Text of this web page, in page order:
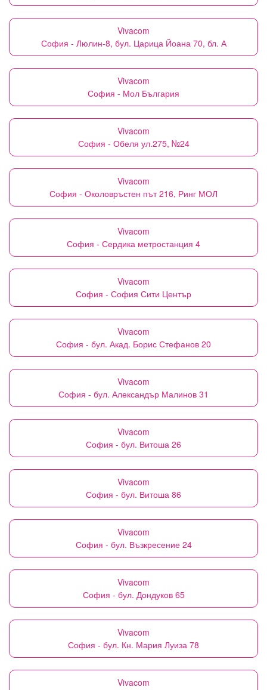
Vivacom
София - Люлин-8, бул. Царица Йоана 70, бл. А
Vivacom
София - Мол България
Vivacom
София - Обеля ул.275, №24
Vivacom
София - Околовръстен път 216, Ринг МОЛ
Vivacom
София - Сердика метростанция 4
Vivacom
София - София Сити Център
Vivacom
София - бул. Акад. Борис Стефанов 20
Vivacom
София - бул. Александър Малинов 31
Vivacom
София - бул. Витоша 26
Vivacom
София - бул. Витоша 86
Vivacom
София - бул. Възкресение 24
Vivacom
София - бул. Дондуков 65
Vivacom
София - бул. Кн. Мария Луиза 78
Vivacom